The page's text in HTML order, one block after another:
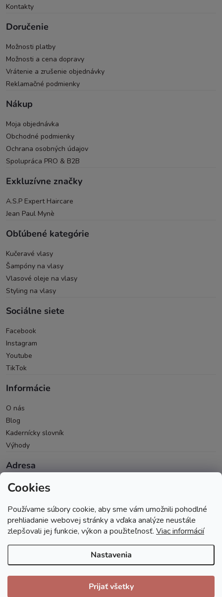
Cookies
Používame súbory cookie, aby sme vám umožnili pohodlné
prehliadanie webovej stránky a vďaka analýze neustále
zlepšovali jej funkcie, výkon a použiteľnosť. Viac informácií
Nastavenia
Prijať všetky
Kontakty
Doručenie
Možnosti platby
Možnosti a cena dopravy
Vrátenie a zrušenie objednávky
Reklamačné podmienky
Nákup
Moja objednávka
Obchodné podmienky
Ochrana osobných údajov
Spolupráca PRO & B2B
Exkluzívne značky
A.S.P Expert Haircare
Jean Paul Mynè
Obľúbené kategórie
Kučeravé vlasy
Šampóny na vlasy
Vlasové oleje na vlasy
Styling na vlasy
Sociálne siete
Facebook
Instagram
Youtube
TikTok
Informácie
O nás
Blog
Kadernícky slovník
Výhody
Adresa
Oravická 614/14
Okres Tvrdošín
Vytvoril Shoptet